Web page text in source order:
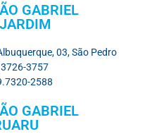
GABRIEL
03, São Pedro
3757
2588
GABRIEL